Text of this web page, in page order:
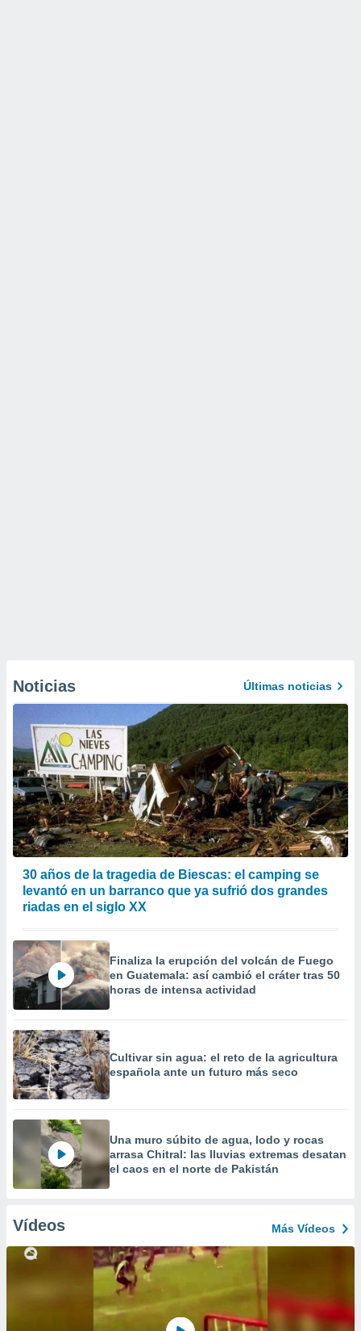
Noticias Últimas noticias
30 años de la tragedia de Biescas: el camping se
levantó en un barranco que ya sufrió dos grandes
riadas en el siglo XX
Finaliza la erupción del volcán de Fuego
en Guatemala: así cambió el cráter tras 50
horas de intensa actividad
Cultivar sin agua: el reto de la agricultura
española ante un futuro más seco
Una muro súbito de agua, lodo y rocas
arrasa Chitral: las lluvias extremas desatan
el caos en el norte de Pakistán
Vídeos Más Vídeos